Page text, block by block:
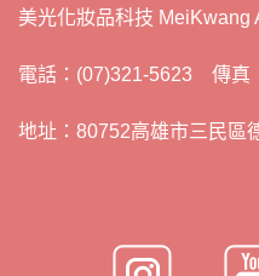
美光化妝品科技 MeiKwang
電話：(07)321-5623 傳真
地址：80752高雄市三民區